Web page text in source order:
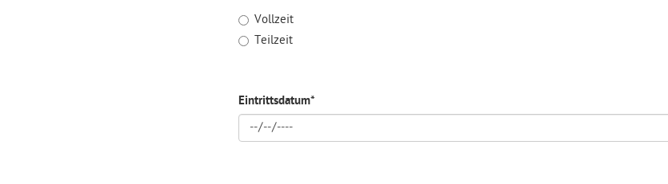
Vollzeit
Teilzeit
Eintrittsdatum*